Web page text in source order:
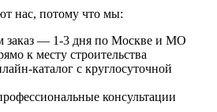
нас, потому что мы:
заказ — 1-3 дня по Москве и МО
к месту строительства
каталог с круглосуточной
консультации